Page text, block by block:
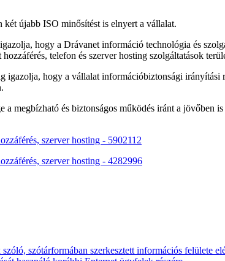
két újabb ISO minősítést is elnyert a vállalat.
hogy a Drávanet információ technológia és
telefon és szerver hosting szolgáltatások
igazolja, hogy a vállalat információbiztonsági irányítási
megbízható és biztonságos működés iránt a jövőben
szerver hosting - 5902112
szerver hosting - 4282996
szótárformában szerkesztett információs felülete